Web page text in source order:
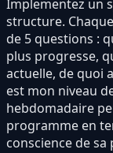
Implementez un
structure.
de 5 questions :
plus progresse,
actuelle, de quoi
est mon niveau
hebdomadaire
programme en
conscience de